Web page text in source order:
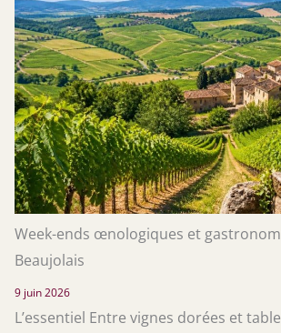
Week-ends œnologiques et
Beaujolais
9 juin 2026
L’essentiel Entre vignes dorées et